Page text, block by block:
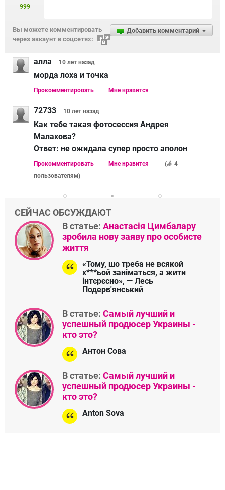
999
Добавить комментарий
Вы можете комментировать
через аккаунт в соцсетях:
алла 10 лет назад
морда лоха и точка
Прокомментировать Мне нравится
72733 10 лет назад
Как тебе такая фотосессия Андрея
Малахова?
Ответ: не ожидала супер просто аполон
Прокомментировать Мне нравится (
4
пользователям)
СЕЙЧАС ОБСУЖДАЮТ
В статье: Анастасія Цимбалару
зробила нову заяву про особисте
життя
«Тому, шо треба не всякой
х***ьой заніматься, а жити
інтєрєсно», — Лесь
Подерв'янський
В статье: Самый лучший и
успешный продюсер Украины -
кто это?
Антон Сова
В статье: Самый лучший и
успешный продюсер Украины -
кто это?
Anton Sova